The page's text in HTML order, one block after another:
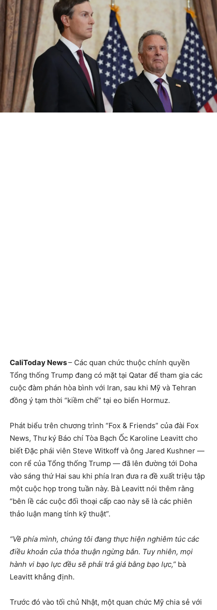
CaliToday News– Các quan chức thuộc chính quyền
Tổng thống Trump đang có mặt tại Qatar để tham gia các
cuộc đàm phán hòa bình với Iran, sau khi Mỹ và Tehran
đồng ý tạm thời “kiềm chế” tại eo biển Hormuz.
Phát biểu trên chương trình “Fox & Friends” của đài Fox
News, Thư ký Báo chí Tòa Bạch Ốc Karoline Leavitt cho
biết Đặc phái viên Steve Witkoff và ông Jared Kushner —
con rể của Tổng thống Trump — đã lên đường tới Doha
vào sáng thứ Hai sau khi phía Iran đưa ra đề xuất triệu tập
một cuộc họp trong tuần này. Bà Leavitt nói thêm rằng
“bên lề các cuộc đối thoại cấp cao này sẽ là các phiên
thảo luận mang tính kỹ thuật”.
“Về phía mình, chúng tôi đang thực hiện nghiêm túc các
điều khoản của thỏa thuận ngừng bắn. Tuy nhiên, mọi
hành vi bạo lực đều sẽ phải trả giá bằng bạo lực,” bà
Leavitt khẳng định.
Trước đó vào tối chủ Nhật, một quan chức Mỹ chia sẻ với